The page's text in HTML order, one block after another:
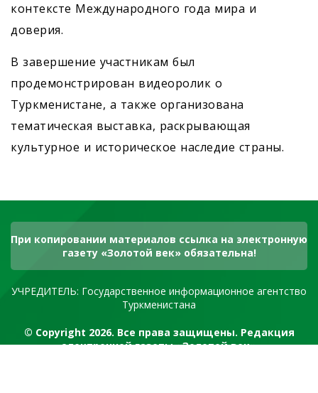
контексте Международного года мира и
доверия.
В завершение участникам был
продемонстрирован видеоролик о
Туркменистане, а также организована
тематическая выставка, раскрывающая
культурное и историческое наследие страны.
При копировании материалов ссылка на электронную
газету «Золотой век» обязательна!
УЧРЕДИТЕЛЬ: Государственное информационное агентство
Туркменистана
© Copyright 2026. Все права защищены. Редакция
электронной газеты «Золотой век»